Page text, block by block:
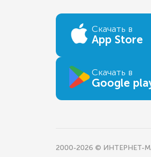
Скачать в
App Store
Скачать в
Google
2000-2026 © ИНТЕРНЕТ-